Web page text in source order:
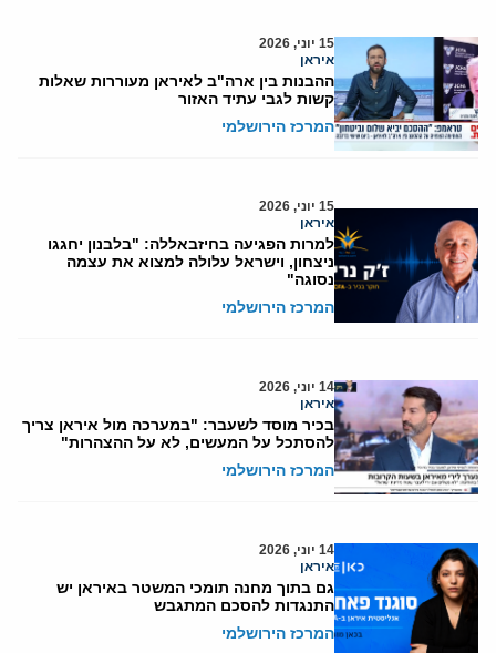
15 יוני, 2026
איראן
ההבנות בין ארה"ב לאיראן מעוררות שאלות
קשות לגבי עתיד האזור
המרכז הירושלמי
15 יוני, 2026
איראן
למרות הפגיעה בחיזבאללה: "בלבנון יחגגו
ניצחון, וישראל עלולה למצוא את עצמה
נסוגה"
המרכז הירושלמי
14 יוני, 2026
איראן
בכיר מוסד לשעבר: "במערכה מול איראן צריך
להסתכל על המעשים, לא על ההצהרות"
המרכז הירושלמי
14 יוני, 2026
איראן
גם בתוך מחנה תומכי המשטר באיראן יש
התנגדות להסכם המתגבש
המרכז הירושלמי